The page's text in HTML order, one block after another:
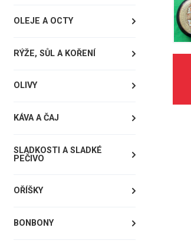
OLEJE A OCTY
RÝŽE, SŮL A KOŘENÍ
OLIVY
KÁVA A ČAJ
SLADKOSTI A SLADKÉ
PEČIVO
OŘÍŠKY
BONBONY